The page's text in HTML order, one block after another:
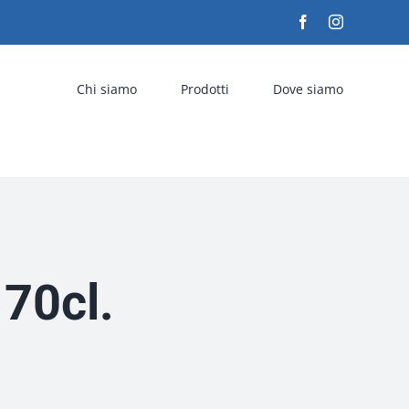
FacebookInstagram
Chi siamo Prodotti Dove siamo